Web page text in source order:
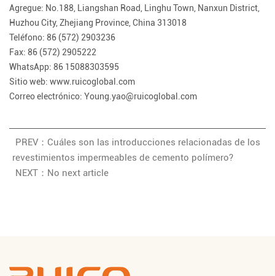
Agregue: No.188, Liangshan Road, Linghu Town, Nanxun District,
Huzhou City, Zhejiang Province, China 313018
Teléfono: 86 (572) 2903236
Fax: 86 (572) 2905222
WhatsApp: 86 15088303595
Sitio web: www.ruicoglobal.com
Correo electrónico: Young.yao@ruicoglobal.com
PREV：Cuáles son las introducciones relacionadas de los
revestimientos impermeables de cemento polímero?
NEXT：No next article